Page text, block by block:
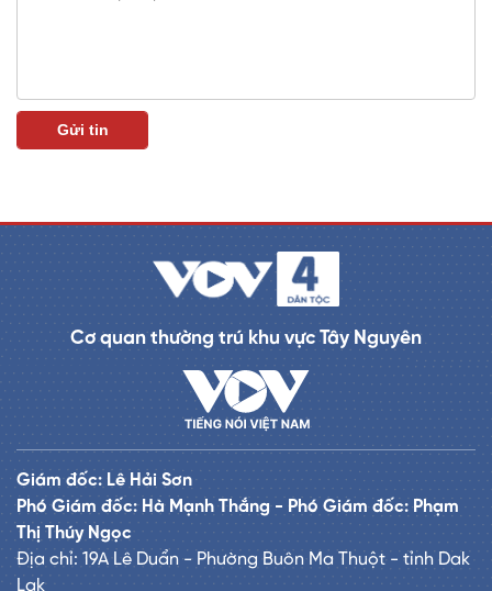
Cơ quan thường trú khu vực Tây Nguyên
Giám đốc: Lê Hải Sơn
Phó Giám đốc: Hà Mạnh Thắng - Phó Giám đốc: Phạm
Thị Thúy Ngọc
Địa chỉ: 19A Lê Duẩn - Phường Buôn Ma Thuột - tỉnh Dak
Lak